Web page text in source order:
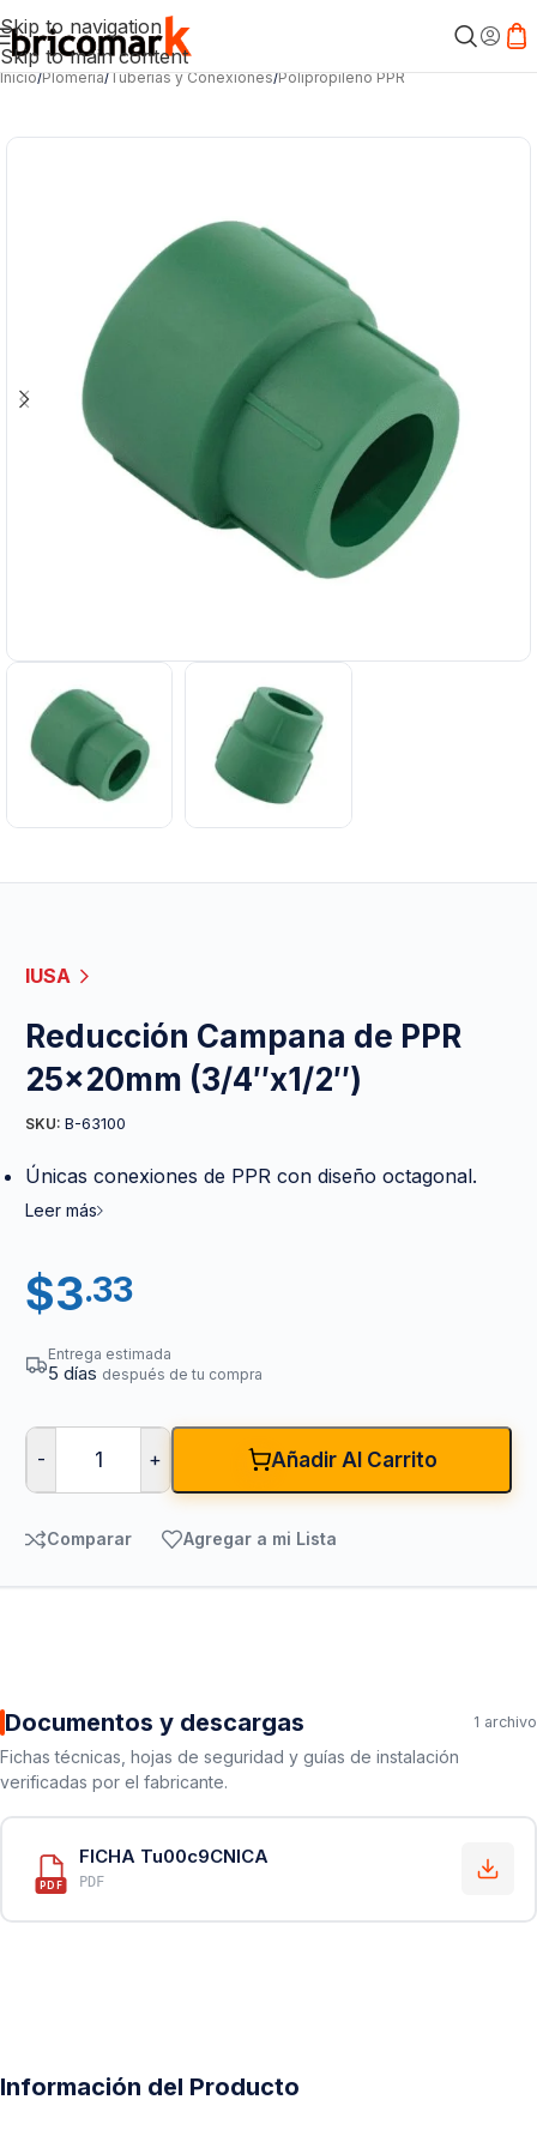
Skip to navigation
Skip to main content
Inicio/Plomería/Tuberías y Conexiones/Polipropileno PPR
IUSA
Reducción Campana de PPR
25x20mm (3/4″x1/2″)
SKU: B-63100
Únicas conexiones de PPR con diseño octagonal.
Leer más
$3.33
Entrega estimada
5 días después de tu compra
- + Añadir Al Carrito
Comparar Agregar a mi Lista
Documentos y descargas 1 archivo
Fichas técnicas, hojas de seguridad y guías de instalación
verificadas por el fabricante.
PDF
FICHA Tu00c9CNICA
PDF
Información del Producto